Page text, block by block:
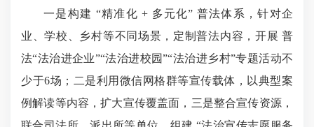
一是构建 “精准化 + 多元化” 普法体系，针对企
业、学校、乡村等不同场景，定制普法内容，开展 普
法“法治进企业”“法治进校园”“法治进乡村”专题活动不
少于6场；二是利用微信网格群等宣传载体，以典型案
例解读等内容，扩大宣传覆盖面，三是整合宣传资源，